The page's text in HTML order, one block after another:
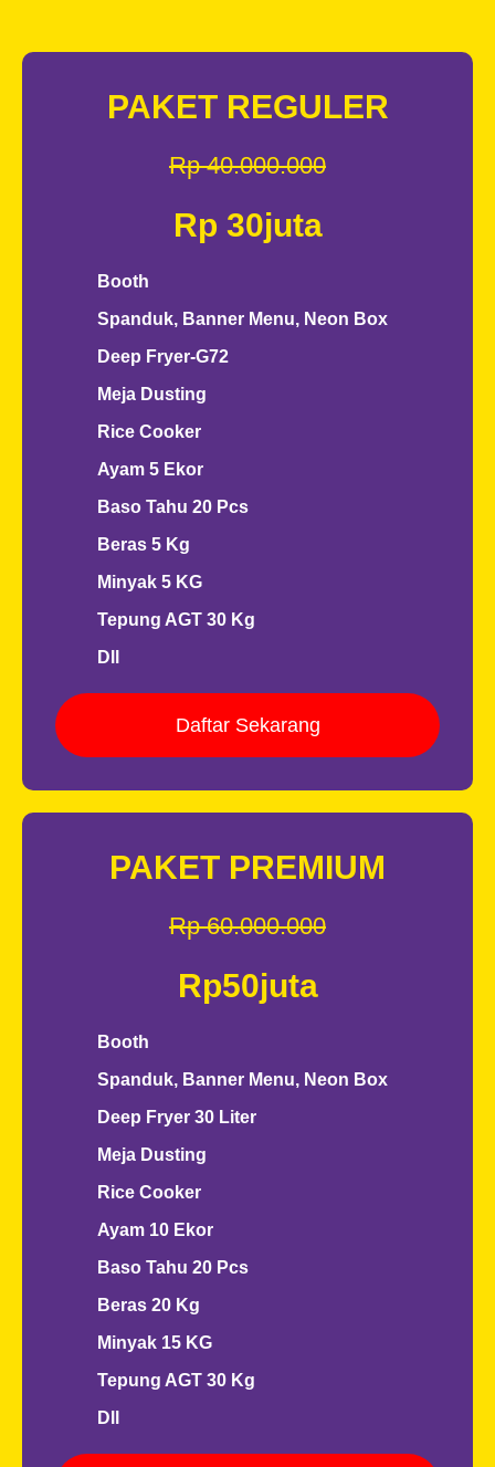
PAKET REGULER
Rp 40.000.000
Rp 30juta
Booth
Spanduk, Banner Menu, Neon Box
Deep Fryer-G72
Meja Dusting
Rice Cooker
Ayam 5 Ekor
Baso Tahu 20 Pcs
Beras 5 Kg
Minyak 5 KG
Tepung AGT 30 Kg
Dll
Daftar Sekarang
PAKET PREMIUM
Rp 60.000.000
Rp50juta
Booth
Spanduk, Banner Menu, Neon Box
Deep Fryer 30 Liter
Meja Dusting
Rice Cooker
Ayam 10 Ekor
Baso Tahu 20 Pcs
Beras 20 Kg
Minyak 15 KG
Tepung AGT 30 Kg
Dll